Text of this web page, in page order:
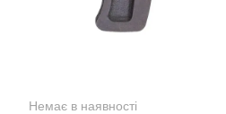
Немає в наявності